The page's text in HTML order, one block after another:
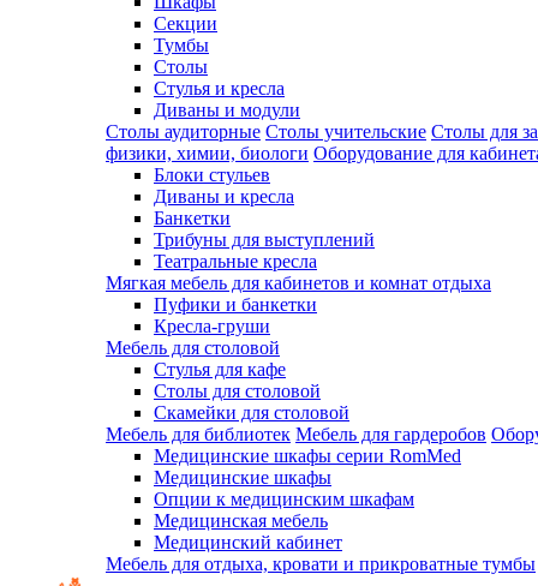
Секции
Тумбы
Столы
Стулья и кресла
Диваны и модули
Столы аудиторные Столы учительские Столы для
физики, химии, биологи Оборудование для
Блоки стульев
Диваны и кресла
Банкетки
Трибуны для выступлений
Театральные кресла
Мягкая мебель для кабинетов и комнат отдыха
Пуфики и банкетки
Кресла-груши
Мебель для столовой
Cтулья для кафе
Cтолы для столовой
Скамейки для столовой
Мебель для библиотек Мебель для гардеробов
Медицинские шкафы серии RomMed
Медицинские шкафы
Опции к медицинским шкафам
Медицинская мебель
Медицинский кабинет
Мебель для отдыха, кровати и прикроватные тумбы